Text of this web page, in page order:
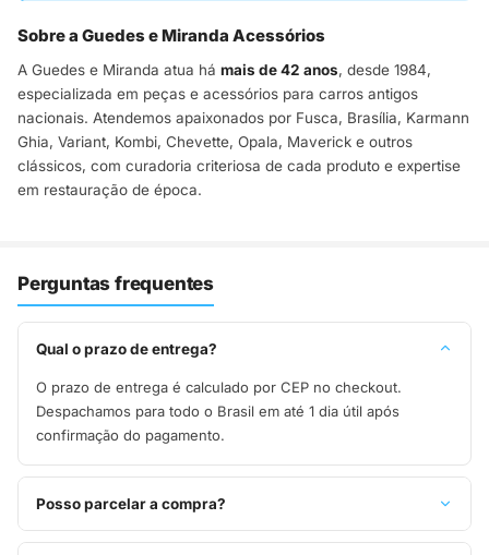
Sobre a Guedes e Miranda Acessórios
A Guedes e Miranda atua há mais de 42 anos, desde 1984,
especializada em peças e acessórios para carros antigos
nacionais. Atendemos apaixonados por Fusca, Brasília, Karmann
Ghia, Variant, Kombi, Chevette, Opala, Maverick e outros
clássicos, com curadoria criteriosa de cada produto e expertise
em restauração de época.
Perguntas frequentes
Qual o prazo de entrega?
O prazo de entrega é calculado por CEP no checkout.
Despachamos para todo o Brasil em até 1 dia útil após
confirmação do pagamento.
Posso parcelar a compra?
Sim, parcelamos em até 10x sem juros no cartão de crédito,